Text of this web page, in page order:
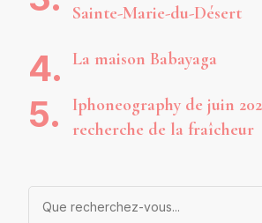
Sainte-Marie-du-Désert
La maison Babayaga
Iphoneography de juin
recherche de la fraîcheur
Vous